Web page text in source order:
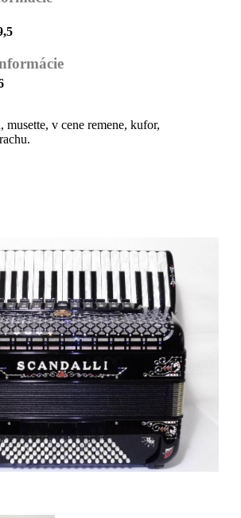
musette, v cene remene, kufor,